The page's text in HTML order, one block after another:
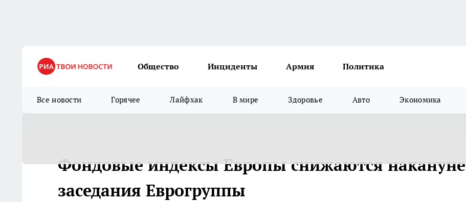
Общество Инциденты Армия Политика
Все новости Горячее Лайфхак В мире Здоровье Авто Экономика
Фондовые индексы Европы снижаются накануне
заседания Еврогруппы